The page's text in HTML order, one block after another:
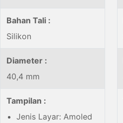
Bahan Tali :
Silikon
Diameter :
40,4 mm
Tampilan :
Jenis Layar: Amoled